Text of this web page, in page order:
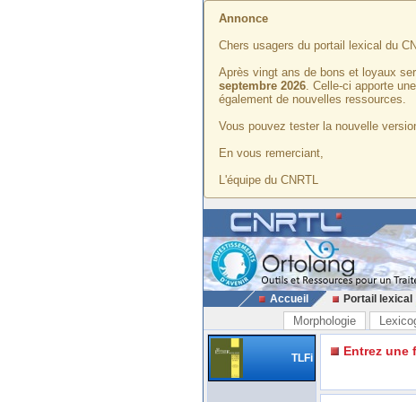
Annonce
Chers usagers du portail lexical du
Après vingt ans de bons et loyaux
septembre 2026. Celle-ci apporte
également de nouvelles ressources.
Vous pouvez tester la nouvelle
En vous remerciant,
L'équipe du CNRTL
Accueil Portail lexical
Morphologie
TLFi Entrez une